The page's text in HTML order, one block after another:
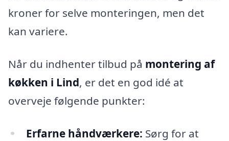
kroner for selve monteringen, men det
kan variere.
Når du indhenter tilbud på montering af
køkken i Lind, er det en god idé at
overveje følgende punkter:
Erfarne håndværkere: Sørg for at